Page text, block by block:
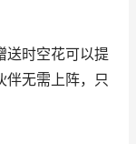
送时空花可以提
伴无需上阵，只